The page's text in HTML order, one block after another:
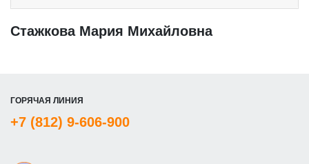
Стажкова Мария Михайловна
ГОРЯЧАЯ ЛИНИЯ
+7 (812) 9-606-900